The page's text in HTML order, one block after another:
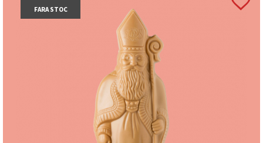
FARA STOC